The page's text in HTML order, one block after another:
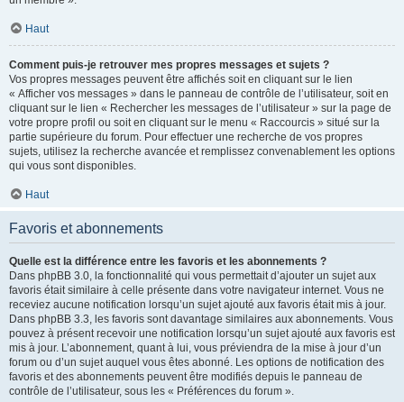
Haut
Comment puis-je retrouver mes propres messages et sujets ?
Vos propres messages peuvent être affichés soit en cliquant sur le lien
« Afficher vos messages » dans le panneau de contrôle de l’utilisateur, soit en
cliquant sur le lien « Rechercher les messages de l’utilisateur » sur la page de
votre propre profil ou soit en cliquant sur le menu « Raccourcis » situé sur la
partie supérieure du forum. Pour effectuer une recherche de vos propres
sujets, utilisez la recherche avancée et remplissez convenablement les options
qui vous sont disponibles.
Haut
Favoris et abonnements
Quelle est la différence entre les favoris et les abonnements ?
Dans phpBB 3.0, la fonctionnalité qui vous permettait d’ajouter un sujet aux
favoris était similaire à celle présente dans votre navigateur internet. Vous ne
receviez aucune notification lorsqu’un sujet ajouté aux favoris était mis à jour.
Dans phpBB 3.3, les favoris sont davantage similaires aux abonnements. Vous
pouvez à présent recevoir une notification lorsqu’un sujet ajouté aux favoris est
mis à jour. L’abonnement, quant à lui, vous préviendra de la mise à jour d’un
forum ou d’un sujet auquel vous êtes abonné. Les options de notification des
favoris et des abonnements peuvent être modifiés depuis le panneau de
contrôle de l’utilisateur, sous les « Préférences du forum ».